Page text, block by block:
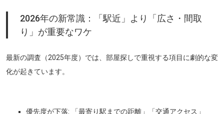
2026年の新常識：「駅近」より「広さ・間取
り」が重要なワケ
最新の調査（2025年度）では、部屋探しで重視する項目に劇的な変
化が起きています。
優先度が下落: 「最寄り駅までの距離」「交通アクセス」